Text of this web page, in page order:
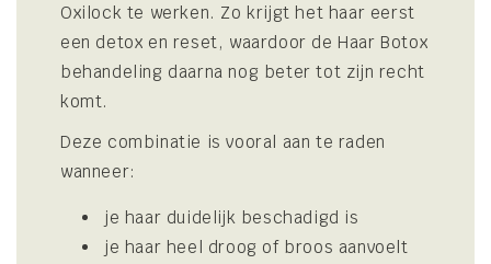
Oxilock te werken. Zo krijgt het haar eerst
een detox en reset, waardoor de Haar Botox
behandeling daarna nog beter tot zijn recht
komt.
Deze combinatie is vooral aan te raden
wanneer:
je haar duidelijk beschadigd is
je haar heel droog of broos aanvoelt